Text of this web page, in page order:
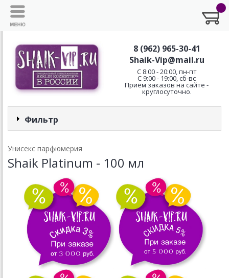
8 (962) 965-30-41
Shaik-Vip@mail.ru
C 8:00 - 20:00, пн-пт
С 9:00 - 19:00, сб-вс
Приём заказов на сайте -
круглосуточно.
Фильтр
Унисекс парфюмерия
Shaik Platinum - 100 мл